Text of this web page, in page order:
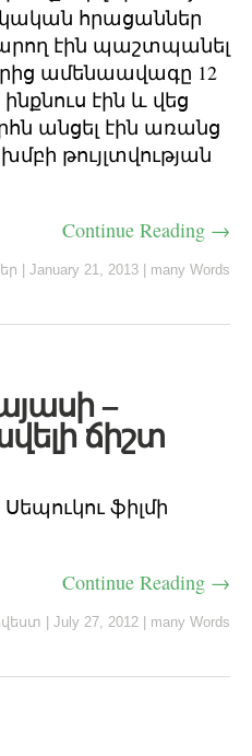
հրացաններ
էին պաշտպանել
ամենաավագը 12
էին և վեց
անցել էին առանց
թույլտվության
Continue Reading →
January 21, 2013 many Words
–
ճիշտ
ֆիլմի
Continue Reading →
July 27, 2012 many Words